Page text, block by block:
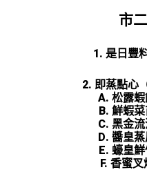
市
1. 是日豐
2. 即蒸點心
A. 松露蝦
B. 鮮蝦菜
C. 黑金流
D. 醬皇蒸
E. 蠔皇
F. 香蜜叉